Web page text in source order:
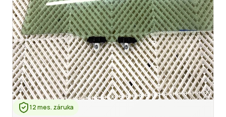
12 mes. záruka